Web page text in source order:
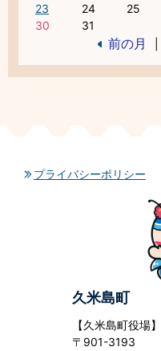
23
24 25
30
31
前の月
プライバシーポリシー
久米島町
【久米島町役場】
〒901-3193